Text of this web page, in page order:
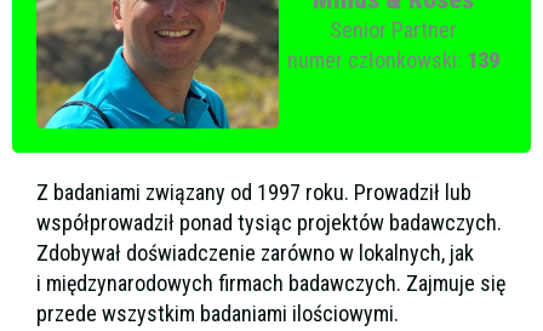
Senior Partner
numer członkowski: 139
Z badaniami związany od 1997 roku. Prowadził lub
współprowadził ponad tysiąc projektów badawczych.
Zdobywał doświadczenie zarówno w lokalnych, jak
i międzynarodowych firmach badawczych. Zajmuje się
przede wszystkim badaniami ilościowymi.